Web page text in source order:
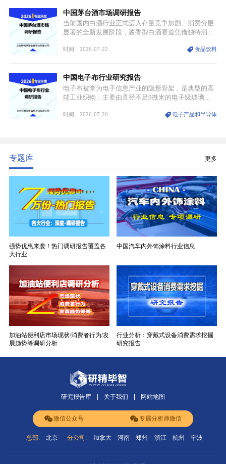
密制造流程。
中国茅台酒市场调研报告
当前国内白酒行业正式迈入存量竞争加剧、消费分层
显著的全新发展阶段，酱香型白酒赛道凭借独特消费
道。贵州茅台凭借独一无二的核心产区壁垒、刚性产
业。
时间：2026-07-22 食品饮料
中国电子布行业研究报告
电子布被誉为电子信息产业的隐形骨架，是典型的高
端工业织物，主要由直径不足9微米的电子级玻璃纤
生产制造过程中不可或缺的核心基材。电子布具备高
时间：2026-07-20 电子产品和半导体
专题库 更多
强势优惠来袭！热门调研报告覆盖各
大行业
中国汽车内外饰涂料行业信息
加油站便利店市场现状/消费者行为/发
展趋势等调研分析
行业分析：穿戴式设备消费需求挖掘
研究报告
研究报告库 关于我们 网站地图
微信公众号 专属分析师微信
总部: 北京 分公司: 加拿大 河南 郑州 浙江 杭州 宁波